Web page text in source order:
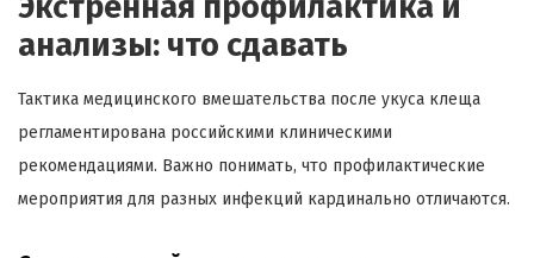
анализы: что сдавать
Тактика медицинского вмешательства после укуса клеща
регламентирована российскими клиническими
рекомендациями. Важно понимать, что профилактические
мероприятия для разных инфекций кардинально отличаются.